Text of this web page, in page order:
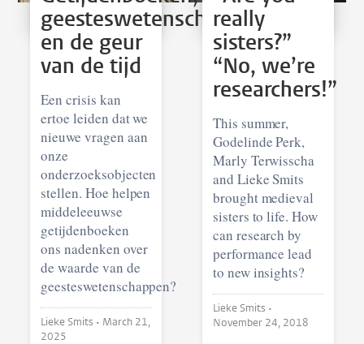
geesteswetenschappen
en de geur
van de tijd
Een crisis kan
ertoe leiden dat we
nieuwe vragen aan
onze
onderzoeksobjecten
stellen. Hoe helpen
middeleeuwse
getijdenboeken
ons nadenken over
de waarde van de
geesteswetenschappen?
Lieke Smits • March 21,
2025
really
sisters?”
“No, we’re
researchers!”
This summer,
Godelinde Perk,
Marly Terwisscha
and Lieke Smits
brought medieval
sisters to life. How
can research by
performance lead
to new insights?
Lieke Smits •
November 24, 2018